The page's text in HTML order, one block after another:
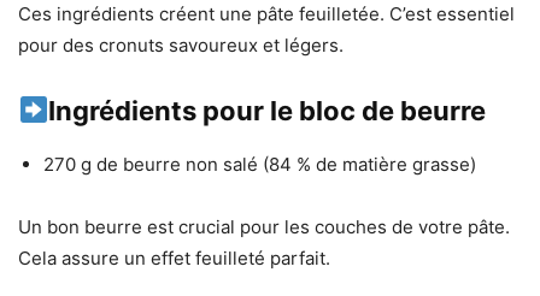
Ces ingrédients créent une pâte feuilletée. C’est essentiel
pour des cronuts savoureux et légers.
Ingrédients pour le bloc de beurre
270 g de beurre non salé (84 % de matière grasse)
Un bon beurre est crucial pour les couches de votre pâte.
Cela assure un effet feuilleté parfait.